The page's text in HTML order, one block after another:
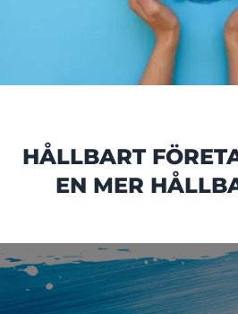
HÅLLBART
EN MER